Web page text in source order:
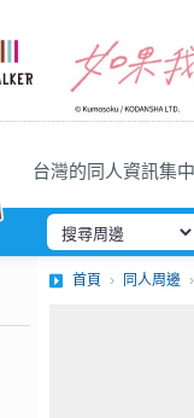
台灣的同人資訊集
首頁 同人周邊